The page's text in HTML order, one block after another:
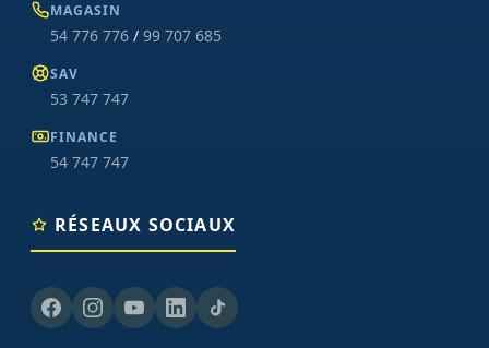
MAGASIN
54 776 776 / 99 707 685
SAV
53 747 747
FINANCE
54 747 747
RÉSEAUX SOCIAUX